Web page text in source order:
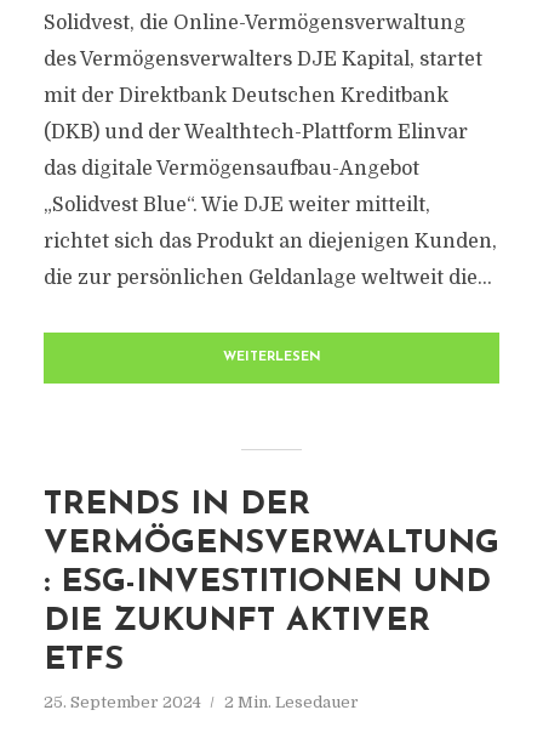
Solidvest, die Online-Vermögensverwaltung
des Vermögensverwalters DJE Kapital, startet
mit der Direktbank Deutschen Kreditbank
(DKB) und der Wealthtech-Plattform Elinvar
das digitale Vermögensaufbau-Angebot
„Solidvest Blue“. Wie DJE weiter mitteilt,
richtet sich das Produkt an diejenigen Kunden,
die zur persönlichen Geldanlage weltweit die...
WEITERLESEN
TRENDS IN DER
VERMÖGENSVERWALTUNG
: ESG-INVESTITIONEN UND
DIE ZUKUNFT AKTIVER
ETFS
25. September 2024 2 Min. Lesedauer